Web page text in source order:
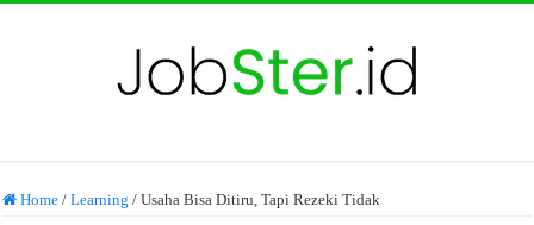
Home / Learning / Usaha Bisa Ditiru, Tapi Rezeki Tidak